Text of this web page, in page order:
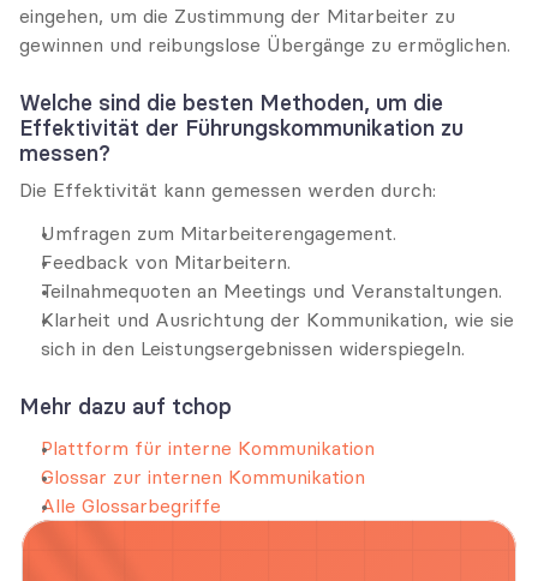
eingehen, um die Zustimmung der Mitarbeiter zu
gewinnen und reibungslose Übergänge zu ermöglichen.
Welche sind die besten Methoden, um die
Effektivität der Führungskommunikation zu
messen?
Die Effektivität kann gemessen werden durch:
Umfragen zum Mitarbeiterengagement.
Feedback von Mitarbeitern.
Teilnahmequoten an Meetings und Veranstaltungen.
Klarheit und Ausrichtung der Kommunikation, wie sie
sich in den Leistungsergebnissen widerspiegeln.
Mehr dazu auf tchop
Plattform für interne Kommunikation
Glossar zur internen Kommunikation
Alle Glossarbegriffe